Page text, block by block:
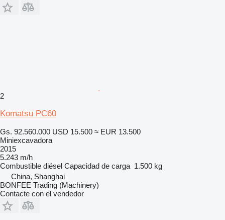
2
Komatsu PC60
Gs. 92.560.000 USD 15.500 ≈ EUR 13.500
Miniexcavadora
2015
5.243 m/h
Combustible diésel Capacidad de carga 1.500 kg
China, Shanghai
BONFEE Trading (Machinery)
Contacte con el vendedor